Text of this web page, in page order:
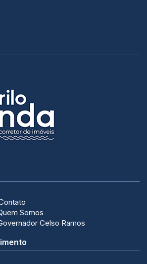
Somos
Celso Ramos